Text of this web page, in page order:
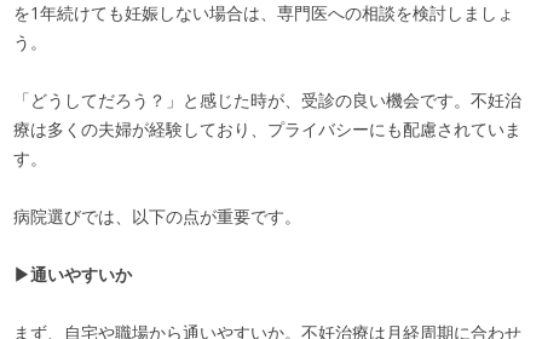
を1年続けても妊娠しない場合は、専門医への相談を検討しましょ
う。
「どうしてだろう？」と感じた時が、受診の良い機会です。不妊治
療は多くの夫婦が経験しており、プライバシーにも配慮されていま
す。
病院選びでは、以下の点が重要です。
▶通いやすいか
まず、自宅や職場から通いやすいか。不妊治療は月経周期に合わせ